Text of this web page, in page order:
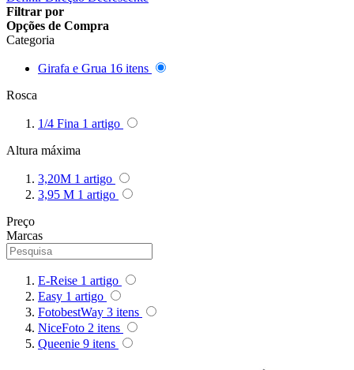
Queenie
Quenox
Sekonic
Selens
Sirui
Smallrig
Sokani
Somita
Filtrar por
Opções de Compra
Categoria
Girafa e Grua 16 itens
Rosca
1/4 Fina 1 artigo
Altura máxima
3,20M 1 artigo
3,95 M 1 artigo
Preço
Marcas
E-Reise 1 artigo
Easy 1 artigo
FotobestWay 3 itens
NiceFoto 2 itens
Queenie 9 itens